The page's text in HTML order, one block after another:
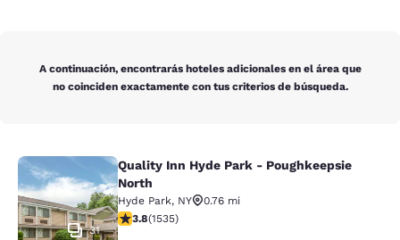
A continuación, encontrarás hoteles adicionales en el área que
no coinciden exactamente con tus criterios de búsqueda.
Quality Inn Hyde Park -
31
Quality Inn Hyde Park - Poughkeepsie
North
Hyde Park, NY
0.76 mi
calificación de 3.82 estrellas. Bueno. 1535 reseñas
3.8(1535)